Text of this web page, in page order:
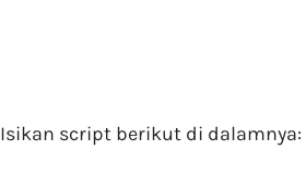
Isikan script berikut di dalamnya: